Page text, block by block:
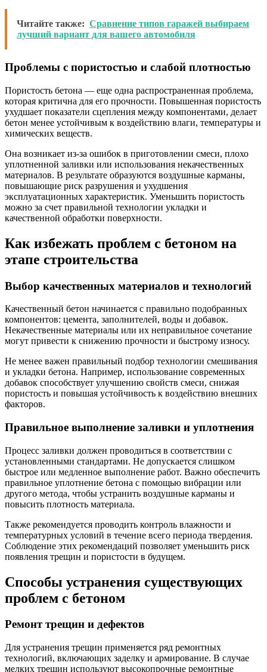
Читайте также: Сравнение типов гаражей выбираем
лучший вариант для вашего автомобиля
Проблемы с пористостью и слабой плотностью
Пористость бетона — еще одна распространенная проблема,
которая критична для его прочности. Повышенная пористость
ухудшает показатели сцепления между компонентами, делает
бетон менее устойчивым к воздействию влаги, температуры и
химических веществ.
Она возникает из-за ошибок в приготовлении смеси, плохо
уплотненной заливки или использования некачественных
материалов. В результате образуются воздушные карманы,
повышающие риск разрушения и ухудшения
эксплуатационных характеристик. Уменьшить пористость
можно за счет правильной технологии укладки и
качественной обработки поверхности.
Как избежать проблем с бетоном на
этапе строительства
Выбор качественных материалов и технологий
Качественный бетон начинается с правильно подобранных
компонентов: цемента, заполнителей, воды и добавок.
Некачественные материалы или их неправильное сочетание
могут привести к снижению прочности и быстрому износу.
Не менее важен правильный подбор технологии смешивания
и укладки бетона. Например, использование современных
добавок способствует улучшению свойств смеси, снижая
пористость и повышая устойчивость к воздействию внешних
факторов.
Правильное выполнение заливки и уплотнения
Процесс заливки должен проводиться в соответствии с
установленными стандартами. Не допускается слишком
быстрое или медленное выполнение работ. Важно обеспечить
правильное уплотнение бетона с помощью вибрации или
другого метода, чтобы устранить воздушные карманы и
повысить плотность материала.
Также рекомендуется проводить контроль влажности и
температурных условий в течение всего периода твердения.
Соблюдение этих рекомендаций позволяет уменьшить риск
появления трещин и пористости в будущем.
Способы устранения существующих
проблем с бетоном
Ремонт трещин и дефектов
Для устранения трещин применяется ряд ремонтных
технологий, включающих заделку и армирование. В случае
мелких трещин используют высокопрочные ремонтные